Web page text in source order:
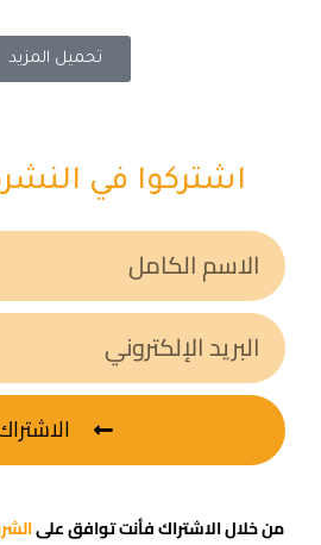
تحميل المزيد
اشتركوا في
من خلال الاشتراك فأنت توافق على